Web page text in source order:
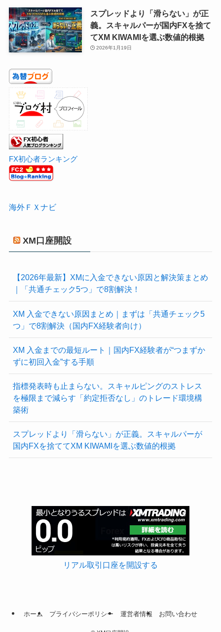
スプレッドより「滑らない」が正
義。スキャルパーが国内FXを捨て
てXM KIWAMIを選ぶ数値的根拠
2026年1月19日
FX初心者ランキング
海外ＦＸナビ
XM口座開設
【2026年最新】XMに入金できない原因と解決策まとめ
｜「共通チェック5つ」で8割解決！
XM 入金できない原因まとめ｜まずは「共通チェック5
つ」で8割解決（国内FX経験者向け）
XM 入金までの最短ルート｜国内FX経験者が“つまずか
ずに初回入金”する手順
指標発表時も止まらない。スキャルピングのストレス
を極限まで減らす「約定拒否なし」のトレード環境構
築術
スプレッドより「滑らない」が正義。スキャルパーが
国内FXを捨ててXM KIWAMIを選ぶ数値的根拠
リアル取引口座を開設する
ホーム プライバシーポリシー 運営者情報 お問い合わせ